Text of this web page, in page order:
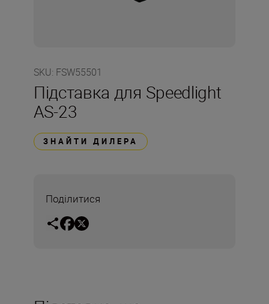
SKU: FSW55501
Підставка для Speedlight
AS-23
ЗНАЙТИ ДИЛЕРА
Поділитися